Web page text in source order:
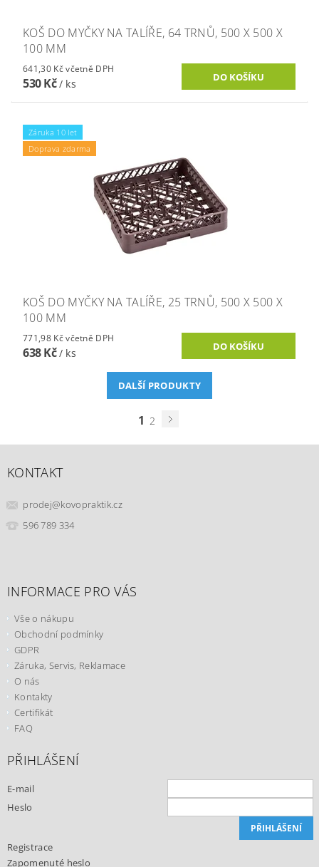
KOŠ DO MYČKY NA TALÍŘE, 64 TRNŮ, 500 X 500 X
100 MM
641,30 Kč včetně DPH
530 Kč/ ks
Záruka 10 let
Doprava zdarma
KOŠ DO MYČKY NA TALÍŘE, 25 TRNŮ, 500 X 500 X
100 MM
771,98 Kč včetně DPH
638 Kč/ ks
DALŠÍ PRODUKTY
1 2
KONTAKT
prodej@kovopraktik.cz
596 789 334
INFORMACE PRO VÁS
Vše o nákupu
Obchodní podmínky
GDPR
Záruka, Servis, Reklamace
O nás
Kontakty
Certifikát
FAQ
PŘIHLÁŠENÍ
E-mail
Heslo
Registrace
Zapomenuté heslo